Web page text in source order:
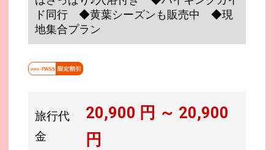
ド同行 ◆黄葉シーズンも販売中 ◆現
地集合プラン
旅行代
金
20,900 円 ～ 20,900
円